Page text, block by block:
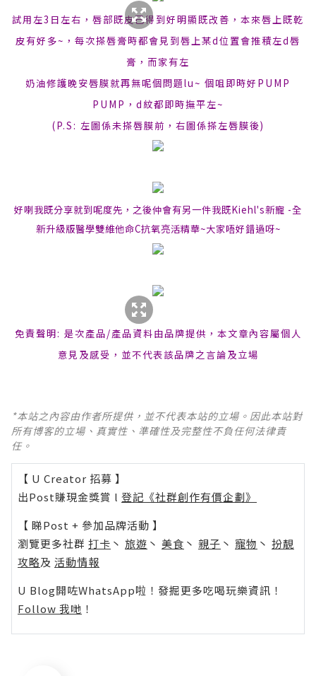
試用左3日左右，唇部既皮已得到好明顯既改善，本來唇上既乾
皮有好多~，每次搽唇膏時都會見到唇上某d位置會推積左d唇
膏，而家有左
奶油修護晚安唇膜就再無呢個問題lu~ 個咀即時好PUMP
PUMP，d紋都即時撫平左~
(P.S: 左圖係未搽唇膜前，右圖係搽左唇膜後)
好喇我既分享就到呢度先，之後仲會有另一件我既Kiehl's新寵 -全
新升級版醫學雙維他命C抗氧亮活精華~大家唔好錯過呀~
免責聲明: 是次產品/產品資料由品牌提供，本文章內容屬個人
意見及感受，並不代表該品牌之言論及立場
*本站之內容由作者所提供，並不代表本站的立場。因此本站對
所有博客的立場、真實性、準確性及完整性不負任何法律責
任。
【 U Creator 招募 】
出Post賺現金獎賞 l 登記《社群創作有價企劃》
【 睇Post + 參加品牌活動 】
瀏覽更多社群 打卡 丶 旅遊 丶 美食 丶 親子 丶 寵物 丶 扮靚
攻略及 活動情報
U Blog開咗WhatsApp啦！發掘更多吃喝玩樂資訊！
Follow 我哋 ！